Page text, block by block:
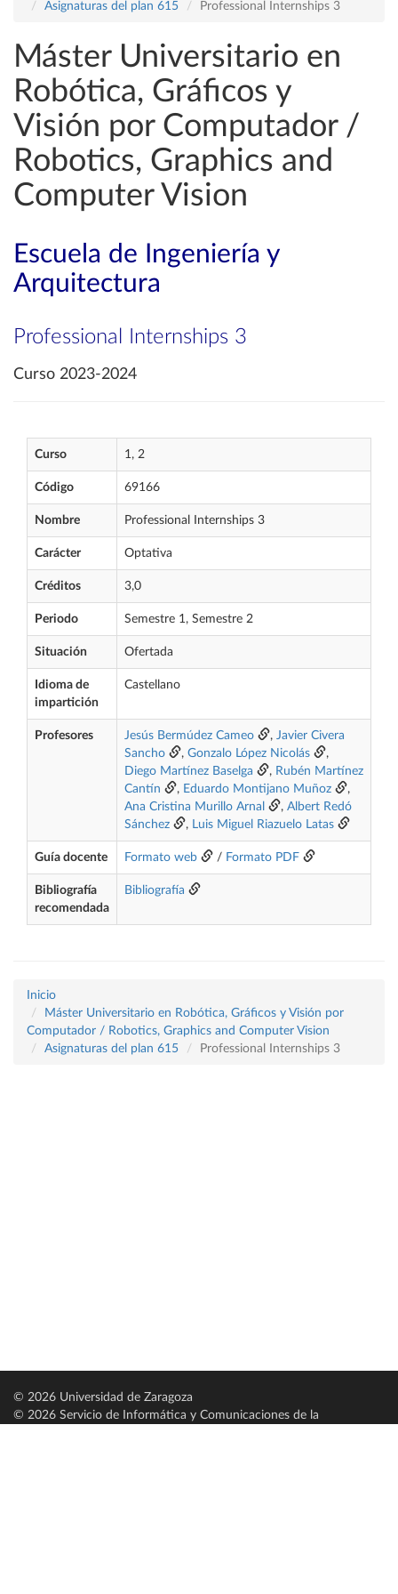
Asignaturas del plan 615
Professional Internships 3
Máster Universitario en
Robótica, Gráficos y
Visión por Computador /
Robotics, Graphics and
Computer Vision
Escuela de Ingeniería y
Arquitectura
Professional Internships 3
Curso 2023-2024
Curso 1, 2
Código 69166
Nombre Professional Internships 3
Carácter Optativa
Créditos 3,0
Periodo Semestre 1, Semestre 2
Situación Ofertada
Idioma de
impartición
Castellano
Profesores Jesús Bermúdez Cameo , Javier Civera
Sancho
, Gonzalo López Nicolás
,
Diego Martínez Baselga
, Rubén Martínez
Cantín
, Eduardo Montijano Muñoz
,
Ana Cristina Murillo Arnal
, Albert Redó
Sánchez
, Luis Miguel Riazuelo Latas
Guía docente Formato web / Formato PDF
Bibliografía
recomendada
Bibliografía
Inicio
Máster Universitario en Robótica, Gráficos y Visión por
Computador / Robotics, Graphics and Computer Vision
Asignaturas del plan 615
Professional Internships 3
© 2026 Universidad de Zaragoza
© 2026 Servicio de Informática y Comunicaciones de la